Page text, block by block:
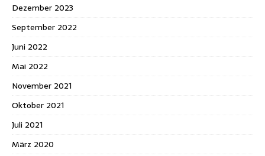
Dezember 2023
September 2022
Juni 2022
Mai 2022
November 2021
Oktober 2021
Juli 2021
März 2020